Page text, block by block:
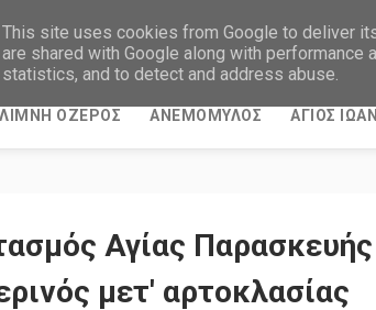
ΛΙΜΝΗ ΟΖΕΡΟΣ ΑΝΕΜΟΜΥΛΟΣ ΑΓΙΟΣ
Αγίας
μετ' αρτοκλασίας
This site uses cookies from Google to deliver
are shared with Google along with
statistics, and to detect and address abuse.